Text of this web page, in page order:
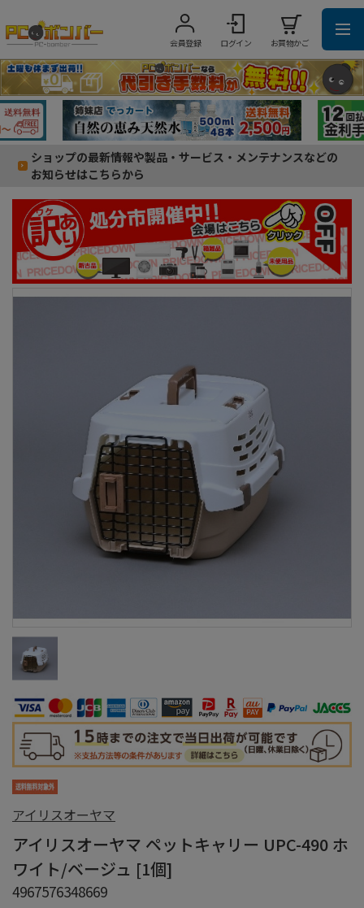
会員登録 ログイン お買物かご
ショップの最新情報や製品・サービス・メンテナンスなどの
お知らせはこちらから
アイリスオーヤマ
アイリスオーヤマ ペットキャリー UPC-490 ホ
ワイト/ベージュ [1個]
4967576348669